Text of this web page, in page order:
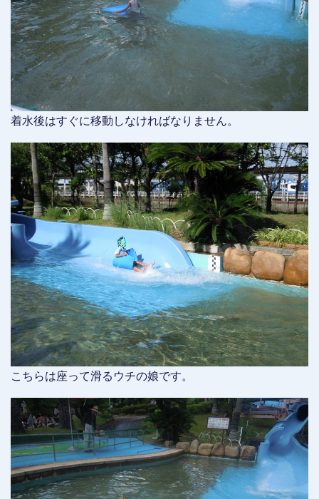
着水後はすぐに移動しなければなりません。
こちらは座って滑るウチの娘です。